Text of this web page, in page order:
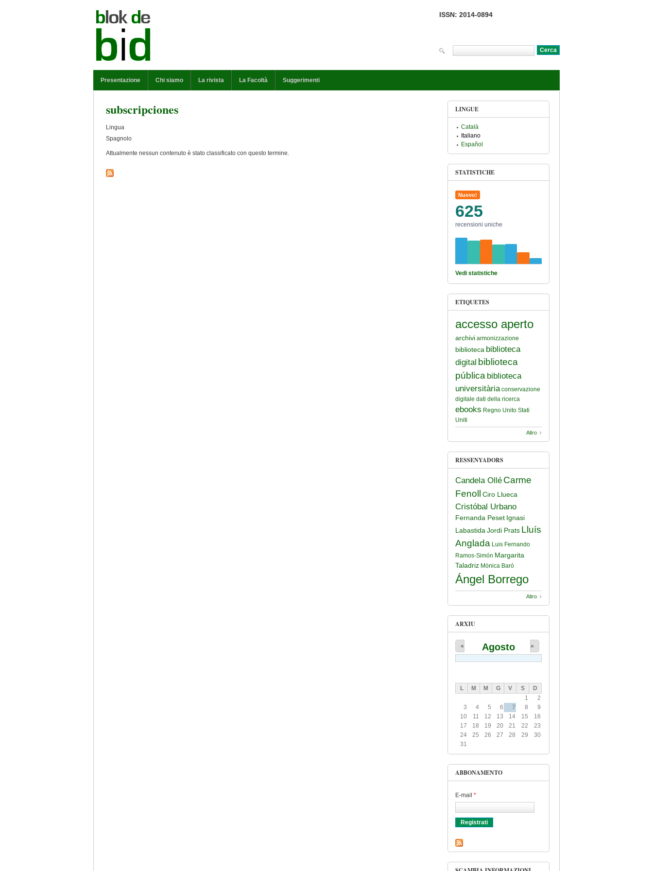
ISSN: 2014-0894
Presentazione Chi siamo La rivista La Facoltà Suggerimenti
subscripciones
Lingua
Spagnolo
Attualmente nessun contenuto è stato classificato con questo termine.
LINGUE
Català
Italiano
Español
STATISTICHE
Nuovo!
625
recensioni uniche
Vedi statistiche
ETIQUETES
accesso aperto
archivi armonizzazione
biblioteca biblioteca
digital biblioteca
pública biblioteca
universitària conservazione
digitale dati della ricerca
ebooks Regno Unito Stati
Uniti
Altro
RESSENYADORS
Candela Ollé Carme
Fenoll
Ciro Llueca
Cristóbal Urbano
Fernanda Peset Ignasi
Labastida Jordi Prats Lluís
Anglada Luis Fernando
Ramos-Simón Margarita
Taladriz Mònica Baró
Ángel Borrego
Altro
ARXIU
Agosto
« »
L M M G V S
D
1
2
3
4 5 6 7 8
9
10
11 12 13 14 15
16
17
18 19 20 21 22
23
24
25 26 27 28 29
30
31
ABBONAMENTO
E-mail *